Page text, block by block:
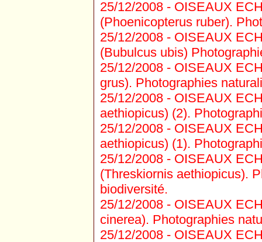
25/12/2008 - OISEAUX
(Phoenicopterus ruber).
25/12/2008 - OISEAUX
(Bubulcus ubis)
25/12/2008 - OISEAUX
grus). Photographies
25/12/2008 - OISEAUX
aethiopicus) (2).
25/12/2008 - OISEAUX
aethiopicus) (1).
25/12/2008 - OISEAUX
(Threskiornis aethiopicus).
biodiversité.
25/12/2008 - OISEAUX
cinerea). Photographies
25/12/2008 - OISEAUX